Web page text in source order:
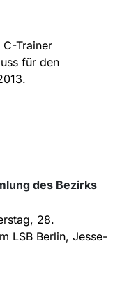
Trainer
für den
des Bezirks
28.
LSB Berlin, Jesse-